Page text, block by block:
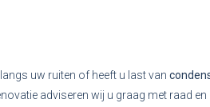
uw ruiten of heeft u last van
adviseren wij u graag met raad